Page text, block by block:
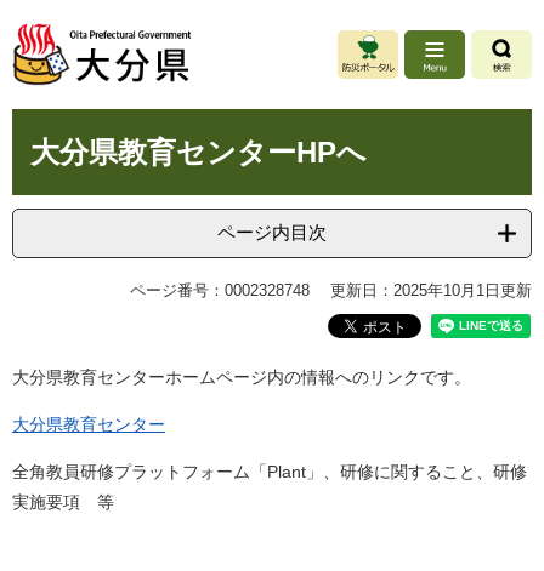
ジ
先
。
ュ
を
て
大分県教育センターHPへ
ページ内目次
ページ番号：0002328748 更新日：2025年10月1日更新
大分県教育センターホームページ内の情報へのリンクです。
大分県教育センター
全角教員研修プラットフォーム「Plant」、研修に関すること、研修
実施要項 等